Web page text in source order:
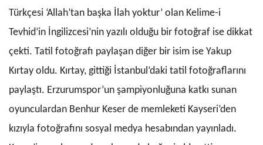
Türkçesi ‘Allah’tan başka İlah yoktur’ olan Kelime-i
Tevhid’in İngilizcesi’nin yazılı olduğu bir fotoğraf ise dikkat
çekti. Tatil fotoğrafı paylaşan diğer bir isim ise Yakup
Kırtay oldu. Kırtay, gittiği İstanbul’daki tatil fotoğraflarını
paylaştı. Erzurumspor’un şampiyonluğuna katkı sunan
oyunculardan Benhur Keser de memleketi Kayseri’den
kızıyla fotoğrafını sosyal medya hesabından yayınladı.